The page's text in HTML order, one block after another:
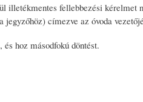
illetékmentes fellebbezési kérelmet
jegyzőhöz) címezve az óvoda
hoz másodfokú döntést.